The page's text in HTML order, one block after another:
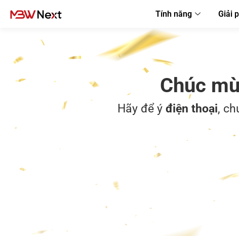
Tính năng Giải
Chúc
Hãy để ý điện thoại,